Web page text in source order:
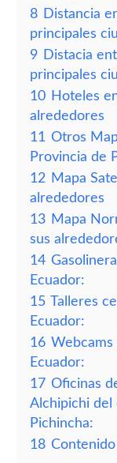
8 Distancia
principales
9 Distacia
principales
10 Hoteles
alrededores
11 Otros
Provincia de
12 Mapa
alrededores
13 Mapa
sus
14
Ecuador:
15 Talleres
Ecuador:
16 Webcams
Ecuador:
17 Oficinas
Alchipichi del
Pichincha:
18 Contenido